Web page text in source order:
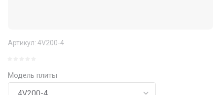
Артикул: 4V200-4
Модель плиты